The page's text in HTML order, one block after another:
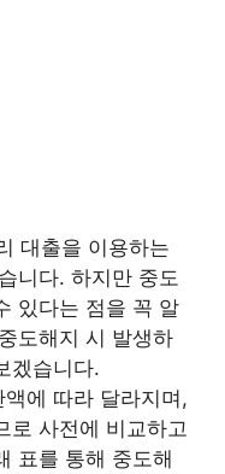
대출을 이용하는
니다. 하지만 중도
있다는 점을 꼭 알
도해지 시 발생하
겠습니다.
에 따라 달라지며,
로 사전에 비교하고
표를 통해 중도해